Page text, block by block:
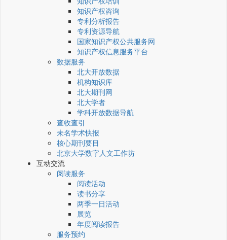
知识产权咨询
专利分析报告
专利资源导航
国家知识产权公共服务网
知识产权信息服务平台
数据服务
北大开放数据
机构知识库
北大期刊网
北大学者
学科开放数据导航
查收查引
未名学术快报
核心期刊要目
北京大学数字人文工作坊
互动交流
阅读服务
阅读活动
读书分享
两季一日活动
展览
年度阅读报告
服务预约